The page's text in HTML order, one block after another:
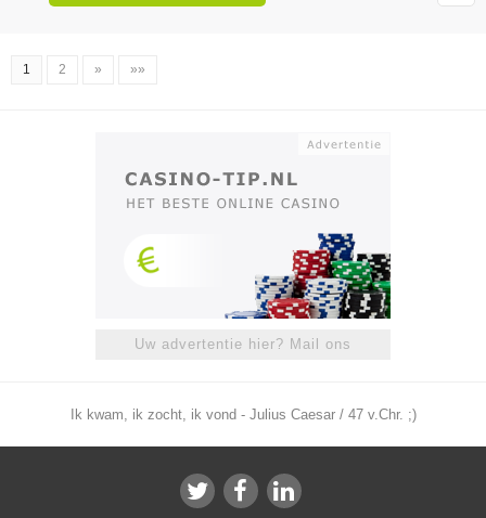
1 2 » »»
Uw advertentie hier? Mail ons
Ik kwam, ik zocht, ik vond - Julius Caesar / 47 v.Chr. ;)